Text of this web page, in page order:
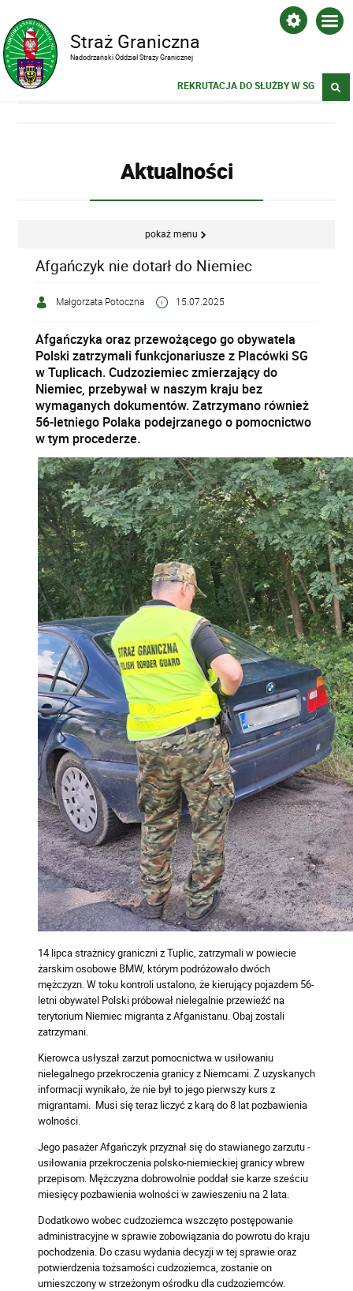
Straż Graniczna
Nadodrzański Oddział Straży Granicznej
REKRUTACJA DO SŁUŻBY W SG
Aktualności
pokaż menu
Afgańczyk nie dotarł do Niemiec
Małgorzata Potoczna 15.07.2025
Afgańczyka oraz przewożącego go obywatela
Polski zatrzymali funkcjonariusze z Placówki SG
w Tuplicach. Cudzoziemiec zmierzający do
Niemiec, przebywał w naszym kraju bez
wymaganych dokumentów. Zatrzymano również
56-letniego Polaka podejrzanego o pomocnictwo
w tym procederze.
14 lipca strażnicy graniczni z Tuplic, zatrzymali w powiecie
żarskim osobowe BMW, którym podróżowało dwóch
mężczyzn. W toku kontroli ustalono, że kierujący pojazdem 56-
letni obywatel Polski próbował nielegalnie przewieźć na
terytorium Niemiec migranta z Afganistanu. Obaj zostali
zatrzymani.
Kierowca usłyszał zarzut pomocnictwa w usiłowaniu
nielegalnego przekroczenia granicy z Niemcami. Z uzyskanych
informacji wynikało, że nie był to jego pierwszy kurs z
migrantami. Musi się teraz liczyć z karą do 8 lat pozbawienia
wolności.
Jego pasażer Afgańczyk przyznał się do stawianego zarzutu -
usiłowania przekroczenia polsko-niemieckiej granicy wbrew
przepisom. Mężczyzna dobrowolnie poddał sie karze sześciu
miesięcy pozbawienia wolności w zawieszeniu na 2 lata.
Dodatkowo wobec cudzoziemca wszczęto postępowanie
administracyjne w sprawie zobowiązania do powrotu do kraju
pochodzenia. Do czasu wydania decyzji w tej sprawie oraz
potwierdzenia tożsamości cudzoziemca, zostanie on
umieszczony w strzeżonym ośrodku dla cudzoziemców.